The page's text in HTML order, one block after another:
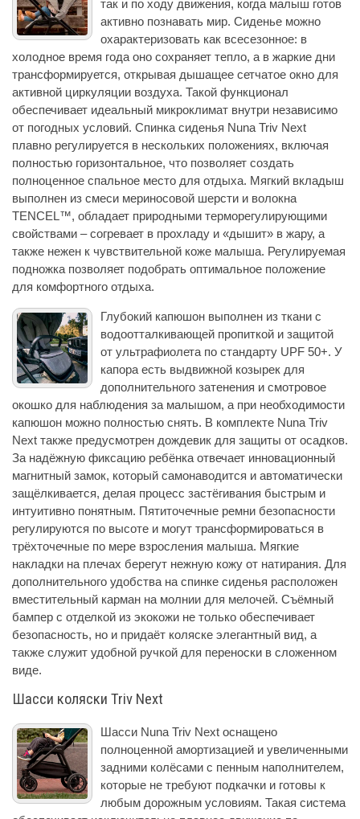
так и по ходу движения, когда малыш готов
активно познавать мир. Сиденье можно
охарактеризовать как всесезонное: в
холодное время года оно сохраняет тепло, а в жаркие дни
трансформируется, открывая дышащее сетчатое окно для
активной циркуляции воздуха. Такой функционал
обеспечивает идеальный микроклимат внутри независимо
от погодных условий. Спинка сиденья Nuna Triv Next
плавно регулируется в нескольких положениях, включая
полностью горизонтальное, что позволяет создать
полноценное спальное место для отдыха. Мягкий вкладыш
выполнен из смеси мериносовой шерсти и волокна
TENCEL™, обладает природными терморегулирующими
свойствами – согревает в прохладу и «дышит» в жару, а
также нежен к чувствительной коже малыша. Регулируемая
подножка позволяет подобрать оптимальное положение
для комфортного отдыха.
Глубокий капюшон выполнен из ткани с
водоотталкивающей пропиткой и защитой
от ультрафиолета по стандарту UPF 50+. У
капора есть выдвижной козырек для
дополнительного затенения и смотровое
окошко для наблюдения за малышом, а при необходимости
капюшон можно полностью снять. В комплекте Nuna Triv
Next также предусмотрен дождевик для защиты от осадков.
За надёжную фиксацию ребёнка отвечает инновационный
магнитный замок, который самонаводится и автоматически
защёлкивается, делая процесс застёгивания быстрым и
интуитивно понятным. Пятиточечные ремни безопасности
регулируются по высоте и могут трансформироваться в
трёхточечные по мере взросления малыша. Мягкие
накладки на плечах берегут нежную кожу от натирания. Для
дополнительного удобства на спинке сиденья расположен
вместительный карман на молнии для мелочей. Съёмный
бампер с отделкой из экокожи не только обеспечивает
безопасность, но и придаёт коляске элегантный вид, а
также служит удобной ручкой для переноски в сложенном
виде.
Шасси коляски Triv Next
Шасси Nuna Triv Next оснащено
полноценной амортизацией и увеличенными
задними колёсами с пенным наполнителем,
которые не требуют подкачки и готовы к
любым дорожным условиям. Такая система